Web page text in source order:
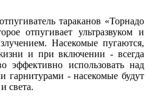
тараканов «Торнадо
отпугивает ультразвуком и
Насекомые пугаются,
и при включении - всегда
эффективно использовать над
гарнитурами - насекомые будут
света.